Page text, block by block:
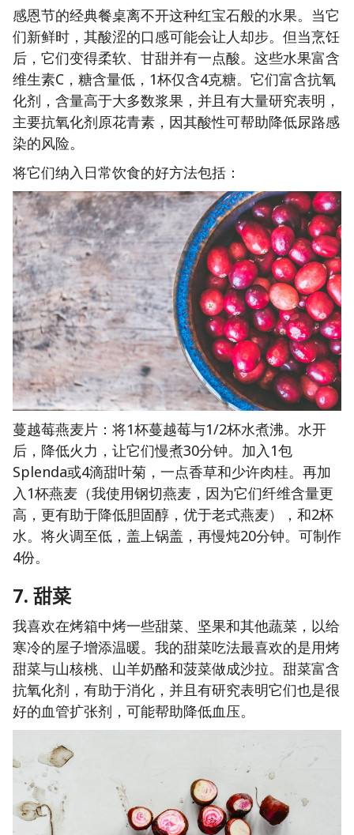
感恩节的经典餐桌离不开这种红宝石般的水果。当它
们新鲜时，其酸涩的口感可能会让人却步。但当烹饪
后，它们变得柔软、甘甜并有一点酸。这些水果富含
维生素C，糖含量低，1杯仅含4克糖。它们富含抗氧
化剂，含量高于大多数浆果，并且有大量研究表明，
主要抗氧化剂原花青素，因其酸性可帮助降低尿路感
染的风险。
将它们纳入日常饮食的好方法包括：
蔓越莓燕麦片：将1杯蔓越莓与1/2杯水煮沸。水开
后，降低火力，让它们慢煮30分钟。加入1包
Splenda或4滴甜叶菊，一点香草和少许肉桂。再加
入1杯燕麦（我使用钢切燕麦，因为它们纤维含量更
高，更有助于降低胆固醇，优于老式燕麦），和2杯
水。将火调至低，盖上锅盖，再慢炖20分钟。可制作
4份。
7. 甜菜
我喜欢在烤箱中烤一些甜菜、坚果和其他蔬菜，以给
寒冷的屋子增添温暖。我的甜菜吃法最喜欢的是用烤
甜菜与山核桃、山羊奶酪和菠菜做成沙拉。甜菜富含
抗氧化剂，有助于消化，并且有研究表明它们也是很
好的血管扩张剂，可能帮助降低血压。